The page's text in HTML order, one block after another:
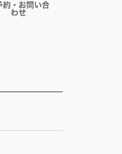
約・お問い合
わせ